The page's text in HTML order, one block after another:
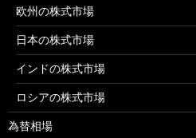
欧州の株式市場
日本の株式市場
インドの株式市場
ロシアの株式市場
為替相場